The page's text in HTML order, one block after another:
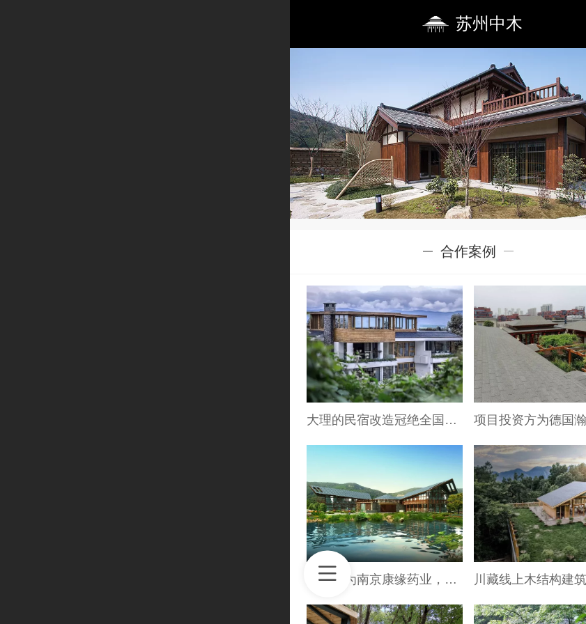
苏州中木
合作案例
大理的民宿改造冠绝全国，不仅胜在他的山水地形，更强在民宿建筑的设计：尺度、布局、通透性。而这种身体和情绪上的体验感背后，是每位客人的口口相传，念念不忘
建设方为南京康缘药业，位于南京句容宝华山，占地面积1000多亩。致力于打造苏南地区新农业养生休闲胜地，房屋以新中式为主，项目总投资16亿，现已完成60%的园区建造